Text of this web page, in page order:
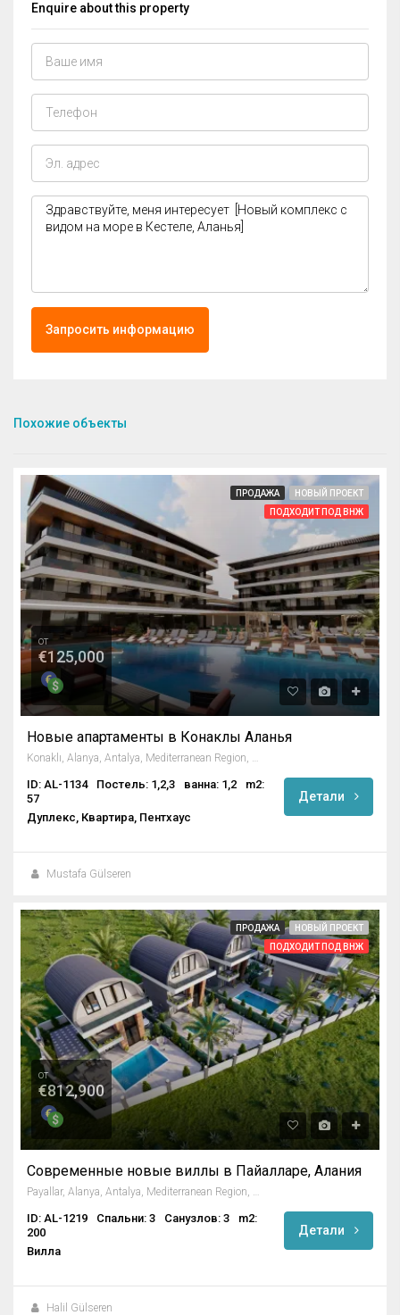
Enquire about this property
Запросить информацию
Похожие объекты
ПРОДАЖА
НОВЫЙ ПРОЕКТ
ПОДХОДИТ ПОД ВНЖ
от
€125,000
Новые апартаменты в Конаклы Аланья
ID: AL-1134 Постель: 1,2,3 ванна: 1,2
m2:
57
Дуплекс, Квартира, Пентхаус
Детали
Mustafa Gülseren
ПРОДАЖА
НОВЫЙ ПРОЕКТ
ПОДХОДИТ ПОД ВНЖ
от
€812,900
Современные новые виллы в Пайалларе, Алания
Payallar, Alanya, Antalya, Mediterranean Region, 07410, Turkey
ID: AL-1219 Спальни: 3 Санузлов: 3
m2:
200
Вилла
Детали
Halil Gülseren